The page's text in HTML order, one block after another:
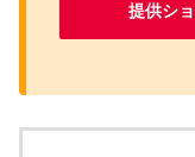
提供シ